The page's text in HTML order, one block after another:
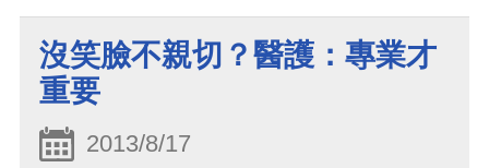
沒笑臉不親切？醫護：專業才
重要
2013/8/17